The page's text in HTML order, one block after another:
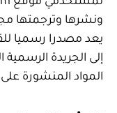
يعد مصدرا رسميا
إلى الجريدة
المواد المنشورة